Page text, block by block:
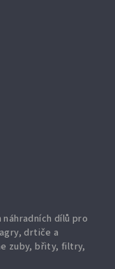
dílů pro
drtiče a
zuby,břity,filtry,